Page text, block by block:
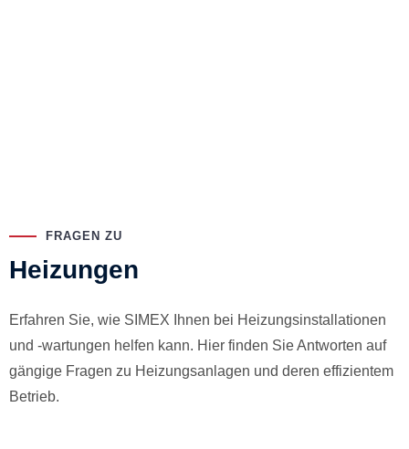
FRAGEN ZU
Heizungen
Erfahren Sie, wie SIMEX Ihnen bei Heizungsinstallationen
und -wartungen helfen kann. Hier finden Sie Antworten auf
gängige Fragen zu Heizungsanlagen und deren effizientem
Betrieb.